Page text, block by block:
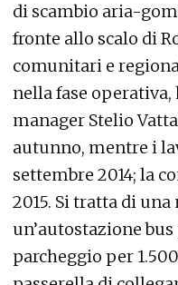
di scambio aria-
fronte allo scalo di
comunitari e
nella fase
manager Stelio
autunno, mentre i
settembre 2014; la
2015. Si tratta di
un’autostazione
parcheggio per